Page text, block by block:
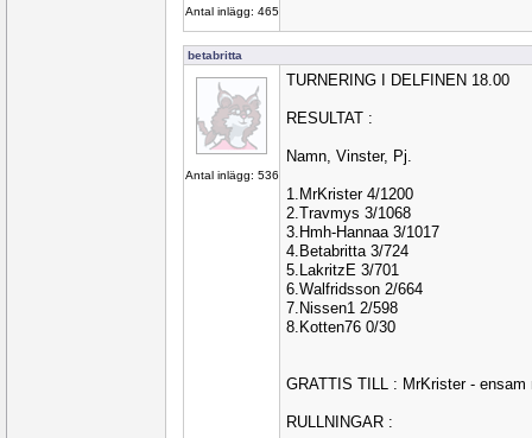
Antal inlägg: 465
betabritta
Antal inlägg: 536
TURNERING I DELFINEN 18.00
RESULTAT :
Namn, Vinster, Pj.
1.MrKrister 4/1200
2.Travmys 3/1068
3.Hmh-Hannaa 3/1017
4.Betabritta 3/724
5.LakritzE 3/701
6.Walfridsson 2/664
7.Nissen1 2/598
8.Kotten76 0/30
GRATTIS TILL : MrKrister - ensam
RULLNINGAR :